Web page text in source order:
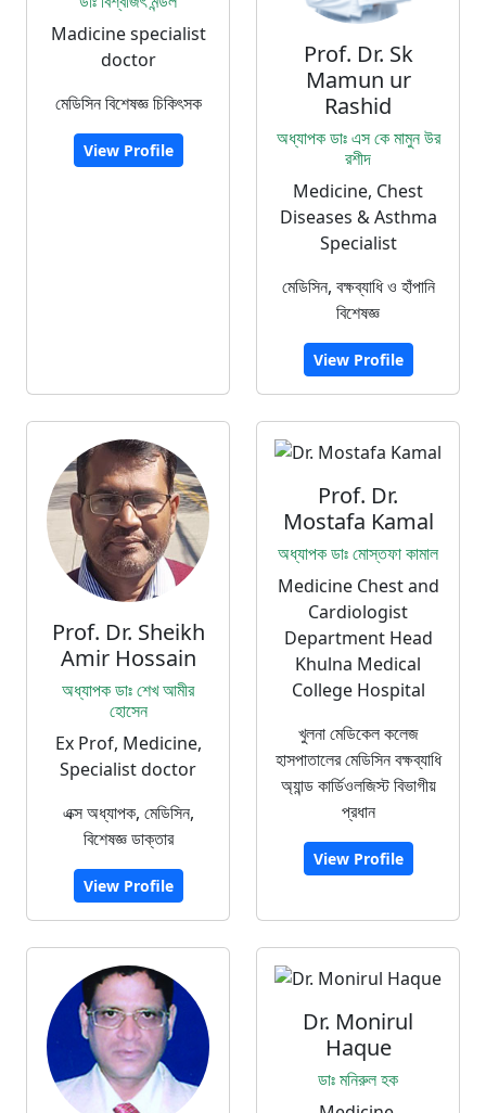
Madicine specialist
doctor
মেডিসিন বিশেষজ্ঞ চিকিৎসক
View Profile
Prof. Dr. Sk
Mamun ur
Rashid
অধ্যাপক ডাঃ এস কে মামুন উর
রশীদ
Medicine, Chest
Diseases & Asthma
Specialist
মেডিসিন, বক্ষব্যাধি ও হাঁপানি
বিশেষজ্ঞ
View Profile
Prof. Dr. Sheikh
Amir Hossain
অধ্যাপক ডাঃ শেখ আমীর
হোসেন
Ex Prof, Medicine,
Specialist doctor
এক্স অধ্যাপক, মেডিসিন,
বিশেষজ্ঞ ডাক্তার
View Profile
Prof. Dr.
Mostafa Kamal
অধ্যাপক ডাঃ মোস্তফা কামাল
Medicine Chest and
Cardiologist
Department Head
Khulna Medical
College Hospital
খুলনা মেডিকেল কলেজ
হাসপাতালের মেডিসিন বক্ষব্যাধি
অ্যান্ড কার্ডিওলজিস্ট বিভাগীয়
প্রধান
View Profile
Dr. Monirul
Haque
ডাঃ মনিরুল হক